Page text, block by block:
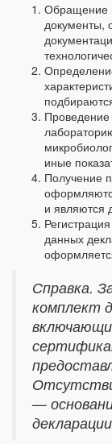
Обращение
документы,
иные
Получение
и являются
данных
Справка.
комплект
—